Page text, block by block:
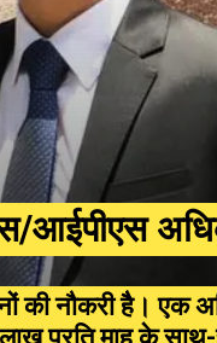
की नौकरी हैै। एक
आईपीएस